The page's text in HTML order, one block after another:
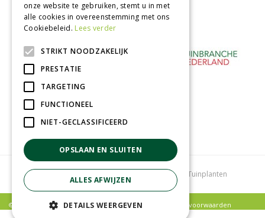
Kamerplanten Tuinplanten
© Poppelaars Tuincentrum |Privacy policy
Algemene voorwaarden
onze website te gebruiken, stemt u in met
alle cookies in overeenstemming met ons
Cookiebeleid. Lees verder
STRIKT NOODZAKELIJK
PRESTATIE
TARGETING
FUNCTIONEEL
NIET-GECLASSIFICEERD
OPSLAAN EN SLUITEN
ALLES AFWIJZEN
DETAILS WEERGEVEN